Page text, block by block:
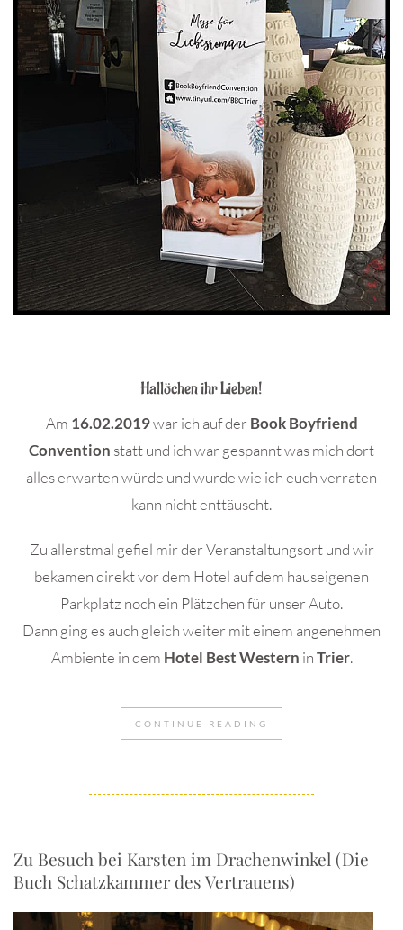
Hallöchen ihr Lieben!
Am 16.02.2019war ich auf der Book Boyfriend
Convention statt und ich war gespannt was mich dort
alles erwarten würde und wurde wie ich euch verraten
kann nicht enttäuscht.
Zu allerstmal gefiel mir der Veranstaltungsort und wir
bekamen direkt vor dem Hotel auf dem hauseigenen
Parkplatz noch ein Plätzchen für unser Auto.
Dann ging es auch gleich weiter mit einem angenehmen
Ambiente in dem Hotel Best Western inTrier.
CONTINUE READING
Zu Besuch bei Karsten im Drachenwinkel (Die
Buch Schatzkammer des Vertrauens)